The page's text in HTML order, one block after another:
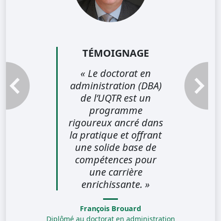
TÉMOIGNAGE
« Le doctorat en
administration (DBA)
de l’UQTR est un
programme
rigoureux ancré dans
la pratique et offrant
une solide base de
compétences pour
une carrière
enrichissante. »
François Brouard
Diplômé au doctorat en administration
Témoignage précédent